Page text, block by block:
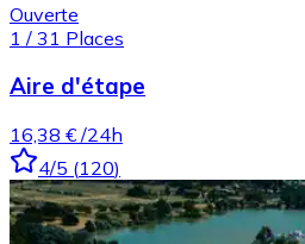
Ouverte
1 / 31 Places
Aire d'étape
16,38 € /24h
4/5 (120)